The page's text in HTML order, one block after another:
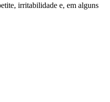
irritabilidade e, em alguns